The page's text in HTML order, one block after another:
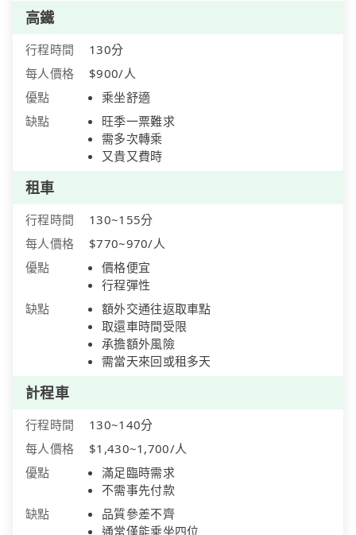
高鐵
行程時間
130分
每人價格
$900/人
優點
乘坐舒適
缺點
旺季一票難求
需多次轉乘
又貴又費時
租車
行程時間
130~155分
每人價格
$770~970/人
優點
價格便宜
行程彈性
缺點
額外交通往返取車點
取還車時間受限
承擔額外風險
需當天來回或租多天
計程車
行程時間
130~140分
每人價格
$1,430~1,700/人
優點
滿足臨時需求
不需事先付款
缺點
品質參差不齊
通常僅能乘坐四位